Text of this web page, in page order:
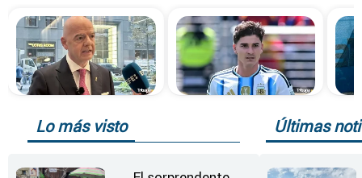
Lo más visto Últimas